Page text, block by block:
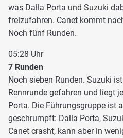
was Dalla Porta und Suzuki
freizufahren. Canet kommt
Noch fünf Runden.
05:28 Uhr
7 Runden
Noch sieben Runden. Suzuki
Rennrunde gefahren und liegt
Porta. Die Führungsgruppe ist
geschrumpft: Dalla Porta,
Canet crasht, kann aber in